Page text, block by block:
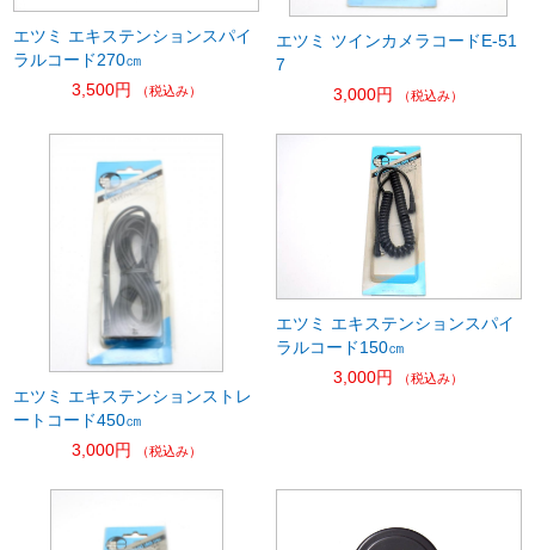
エツミ エキステンションスパイ
ラルコード270㎝
3,500円
（税込み）
エツミ ツインカメラコードE-51
7
3,000円
（税込み）
エツミ エキステンションストレ
ートコード450㎝
3,000円
（税込み）
エツミ エキステンションスパイ
ラルコード150㎝
3,000円
（税込み）